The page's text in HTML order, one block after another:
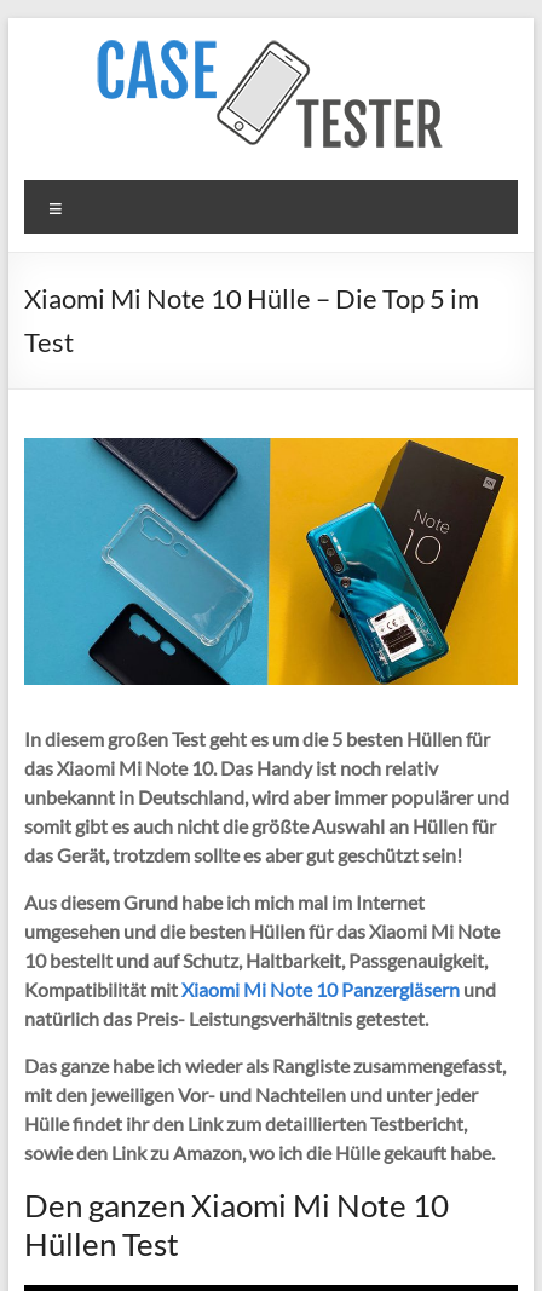
Case
Tester
Hüllen
&
Xiaomi Mi Note 10 Hülle – Die Top 5 im
Test
In diesem großen Test geht es um die 5 besten Hüllen für
das Xiaomi Mi Note 10. Das Handy ist noch relativ
unbekannt in Deutschland, wird aber immer populärer und
somit gibt es auch nicht die größte Auswahl an Hüllen für
das Gerät, trotzdem sollte es aber gut geschützt sein!
Aus diesem Grund habe ich mich mal im Internet
umgesehen und die besten Hüllen für das Xiaomi Mi Note
10 bestellt und auf Schutz, Haltbarkeit, Passgenauigkeit,
Kompatibilität mitXiaomi Mi Note 10 Panzergläsernund
natürlich das Preis- Leistungsverhältnis getestet.
Das ganze habe ich wieder als Rangliste zusammengefasst,
mit den jeweiligen Vor- und Nachteilen und unter jeder
Hülle findet ihr den Link zum detaillierten Testbericht,
sowie den Link zu Amazon, wo ich die Hülle gekauft habe.
Den ganzen Xiaomi Mi Note 10
Hüllen Test